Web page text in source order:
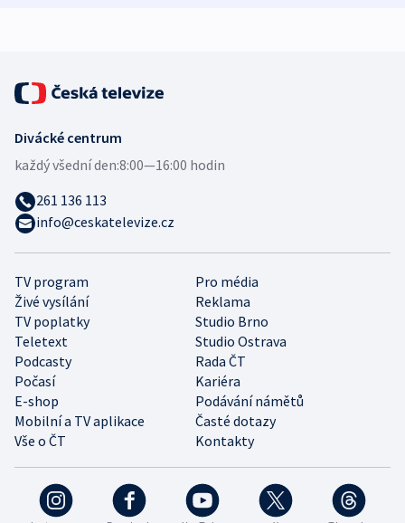
TV program
Pro média
Živé vysílání
Reklama
TV poplatky
Studio Brno
Teletext
Studio Ostrava
Podcasty
Rada ČT
Počasí
Kariéra
E-shop
Podávání námětů
Mobilní a TV aplikace
Časté dotazy
Vše o ČT
Kontakty
Divácké centrum
každý všední den:8:00—16:00 hodin
261 136 113
info@ceskatelevize.cz